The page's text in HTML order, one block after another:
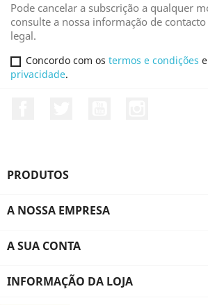
Pode cancelar a subscrição a qualquer
consulte a nossa informação de
legal.
Concordo com os termos e condições
privacidade.
PRODUTOS
A NOSSA EMPRESA
A SUA CONTA
INFORMAÇÃO DA LOJA